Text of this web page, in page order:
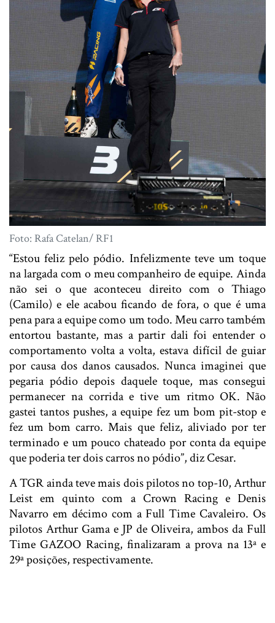
Foto: Rafa Catelan/ RF1
“Estou feliz pelo pódio. Infelizmente teve um toque
na largada com o meu companheiro de equipe. Ainda
não sei o que aconteceu direito com o Thiago
(Camilo) e ele acabou ficando de fora, o que é uma
pena para a equipe como um todo. Meu carro também
entortou bastante, mas a partir dali foi entender o
comportamento volta a volta, estava difícil de guiar
por causa dos danos causados. Nunca imaginei que
pegaria pódio depois daquele toque, mas consegui
permanecer na corrida e tive um ritmo OK. Não
gastei tantos pushes, a equipe fez um bom pit-stop e
fez um bom carro. Mais que feliz, aliviado por ter
terminado e um pouco chateado por conta da equipe
que poderia ter dois carros no pódio”, diz Cesar.
A TGR ainda teve mais dois pilotos no top-10, Arthur
Leist em quinto com a Crown Racing e Denis
Navarro em décimo com a Full Time Cavaleiro. Os
pilotos Arthur Gama e JP de Oliveira, ambos da Full
Time GAZOO Racing, finalizaram a prova na 13ª e
29ª posições, respectivamente.